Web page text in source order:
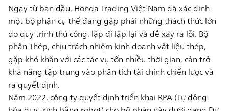
Ngay từ ban đầu, Honda Trading Việt Nam đã xác định
một bộ phận cụ thể đang gặp phải những thách thức lớn
do quy trình thủ công, lặp đi lặp lại và dễ xảy ra lỗi. Bộ
phận Thép, chịu trách nhiệm kinh doanh vật liệu thép,
gặp khó khăn với các tác vụ tốn nhiều thời gian, cản trở
khả năng tập trung vào phân tích tài chính chiến lược và
ra quyết định.
Năm 2022, công ty quyết định triển khai RPA (Tự động